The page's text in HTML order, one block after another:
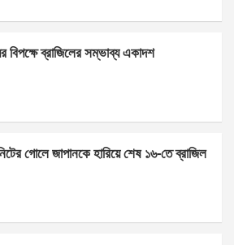
e
বিপক্ষে ব্রাজিলের সম্ভাব্য একাদশ
গোলে জাপানকে হারিয়ে শেষ ১৬-তে ব্রাজিল